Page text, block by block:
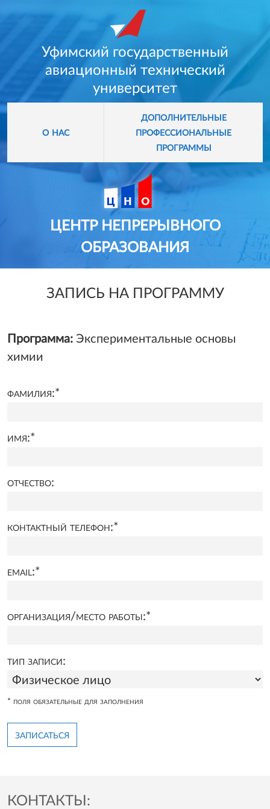
Уфимский государственный
авиационный технический
университет
о нас
дополнительные
профессиональные
программы
ЦЕНТР НЕПРЕРЫВНОГО
ОБРАЗОВАНИЯ
ЗАПИСЬ НА ПРОГРАММУ
Программа: Экспериментальные основы
химии
фамилия:*
имя:*
отчество:
контактный телефон:*
email:*
организация/место работы:*
тип записи:
* поля обязательные для заполнения
записаться
КОНТАКТЫ: